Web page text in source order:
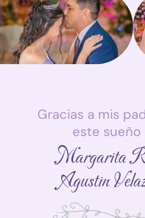
Gracias a mis
este sueño
Margarita
Agustin